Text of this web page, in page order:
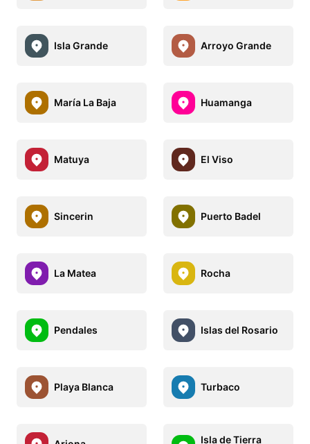
Isla Grande Arroyo Grande
María La Baja Huamanga
Matuya El Viso
Sincerin Puerto Badel
La Matea Rocha
Pendales Islas del Rosario
Playa Blanca Turbaco
Isla de Tierra